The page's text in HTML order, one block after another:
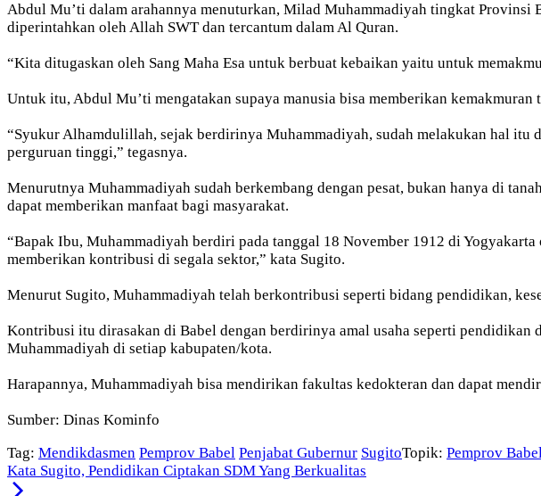
Abdul Mu’ti dalam arahannya menuturkan, Milad Muhammadiyah tingkat Provinsi
diperintahkan oleh Allah SWT dan tercantum dalam Al Quran.
“Kita ditugaskan oleh Sang Maha Esa untuk berbuat kebaikan yaitu untuk
Untuk itu, Abdul Mu’ti mengatakan supaya manusia bisa memberikan
“Syukur Alhamdulillah, sejak berdirinya Muhammadiyah, sudah melakukan hal
perguruan tinggi,” tegasnya.
Menurutnya Muhammadiyah sudah berkembang dengan pesat, bukan hanya di
dapat memberikan manfaat bagi masyarakat.
“Bapak Ibu, Muhammadiyah berdiri pada tanggal 18 November 1912 di
memberikan kontribusi di segala sektor,” kata Sugito.
Menurut Sugito, Muhammadiyah telah berkontribusi seperti bidang pendidikan,
Kontribusi itu dirasakan di Babel dengan berdirinya amal usaha seperti
Muhammadiyah di setiap kabupaten/kota.
Harapannya, Muhammadiyah bisa mendirikan fakultas kedokteran dan dapat
Sumber: Dinas Kominfo
Tag: Mendikdasmen Pemprov Babel Penjabat Gubernur SugitoTopik: Pemprov
Kata Sugito, Pendidikan Ciptakan SDM Yang Berkualitas